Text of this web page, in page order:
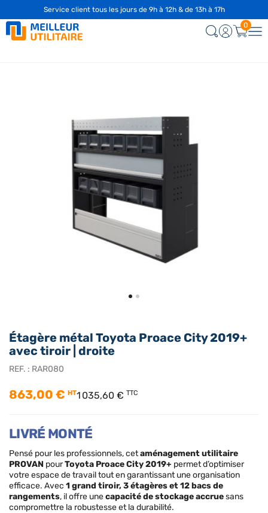
Étagère métal Toyota Proace City 2019+
avec tiroir | droite
REF. : RAR080
863,00 € HT1 035,60 € TTC
LIVRÉ MONTÉ
Pensé pour les professionnels, cetaménagement utilitaire
PROVAN pourToyota Proace City 2019+ permet d’optimiser
votre espace de travail tout en garantissant une organisation
efficace. Avec 1 grand tiroir, 3 étagères et 12 bacs de
rangements, il offre unecapacité de stockage accruesans
compromettre la robustesse et la durabilité.
Service client tous les jours de 9h à 12h & de 13h à 17h
0